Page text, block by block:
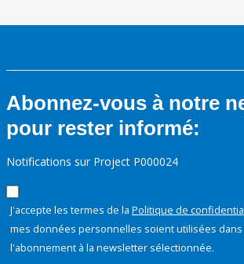
Abonnez-vous à notre
pour rester informé:
Notifications sur Project P000024
J'accepte les termes de la Politique de
mes données personnelles soient utilisées dans
l'abonnement à la newsletter sélectionnée.